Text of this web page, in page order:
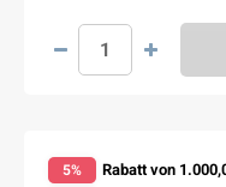
5% Rabatt von